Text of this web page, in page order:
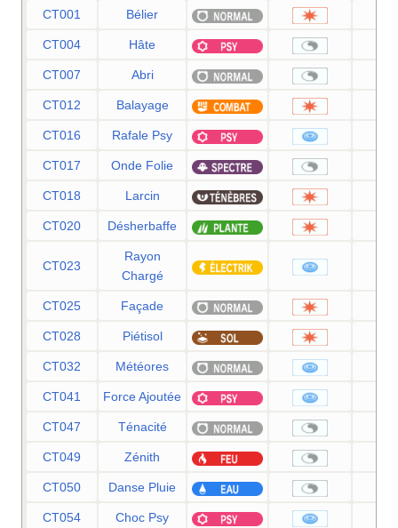
CT001 Bélier
CT004 Hâte
CT007 Abri
CT012 Balayage
CT016 Rafale Psy
CT017 Onde Folie
CT018 Larcin
CT020 Désherbaffe
CT023
Rayon
Chargé
CT025 Façade
CT028 Piétisol
CT032 Météores
CT041 Force Ajoutée
CT047 Ténacité
CT049 Zénith
CT050 Danse Pluie
CT054 Choc Psy